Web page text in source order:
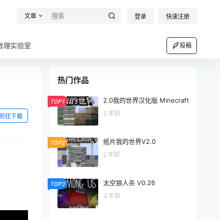
文章 登录 快速注册
理实验室 投稿
往下载
热门作品
TOP1 2.0我的世界汉化版 Minecraft
3 年前
TOP2 纸片我的世界V2.0
2 年前
TOP3 太空狼人杀 V0.26
3 年前